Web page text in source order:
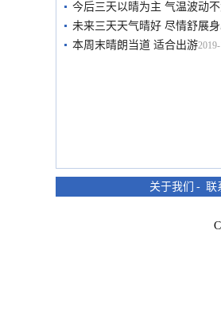
今后三天以晴为主 气温波动
未来三天天气晴好 尽情舒展
本周末晴朗当道 适合出游
关于我们 - 联